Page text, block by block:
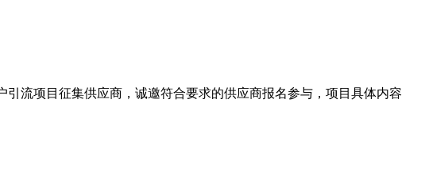
流项目征集供应商，诚邀符合要求的供应商报名参与，项目具体内容